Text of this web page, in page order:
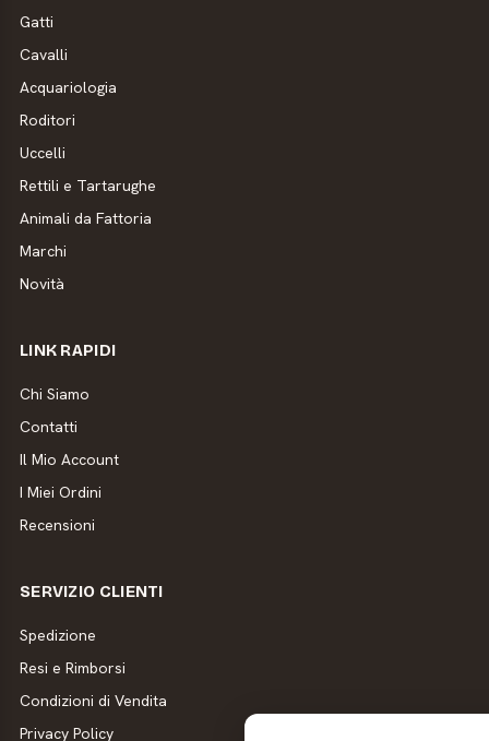
Gatti
Cavalli
Acquariologia
Roditori
Uccelli
Rettili e Tartarughe
Animali da Fattoria
Marchi
Novità
LINK RAPIDI
Chi Siamo
Contatti
Il Mio Account
I Miei Ordini
Recensioni
SERVIZIO CLIENTI
Spedizione
Resi e Rimborsi
Condizioni di Vendita
Privacy Policy